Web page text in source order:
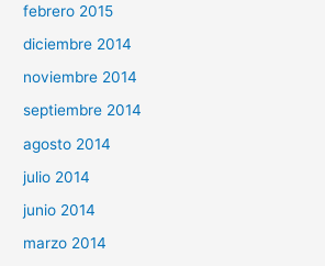
febrero 2015
diciembre 2014
noviembre 2014
septiembre 2014
agosto 2014
julio 2014
junio 2014
marzo 2014